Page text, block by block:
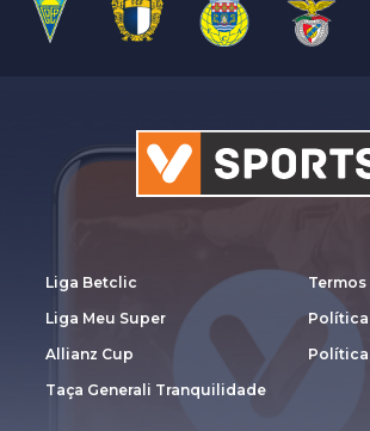
Liga Betclic
Liga Meu Super
Allianz Cup
Taça Generali Tranquilidade